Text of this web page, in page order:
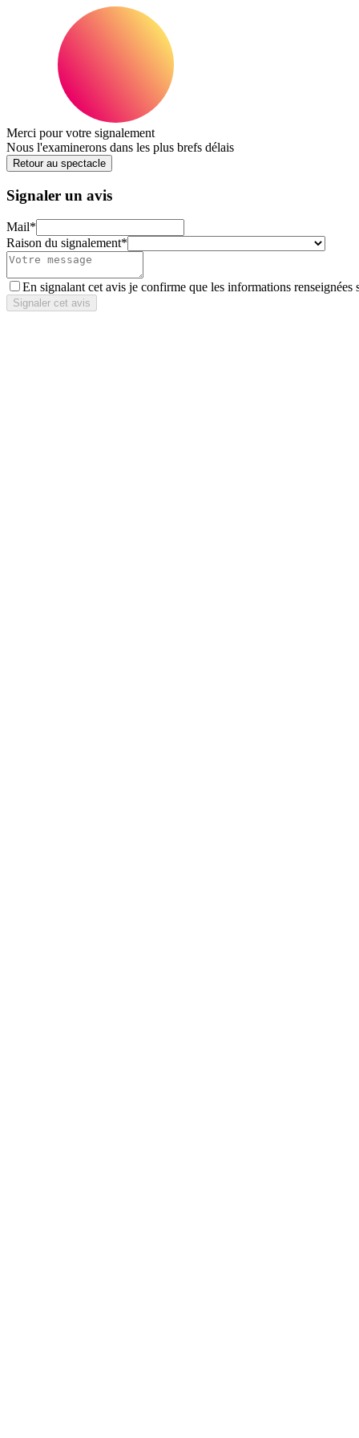
Merci pour votre signalement
Nous l'examinerons dans les plus brefs délais
Retour au spectacle
Signaler un avis
Mail*
Raison du signalement*
En signalant cet avis je confirme que les informations renseignées
Signaler cet avis